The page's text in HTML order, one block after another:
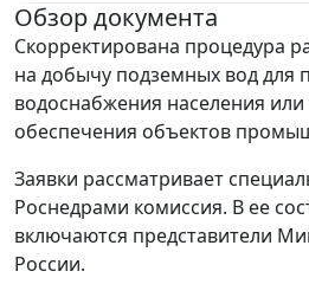
Обзор документа
Скорректирована процедура
на добычу подземных вод для
водоснабжения населения или
обеспечения объектов
Заявки рассматривает
Роснедрами комиссия. В ее
включаются представители
России.